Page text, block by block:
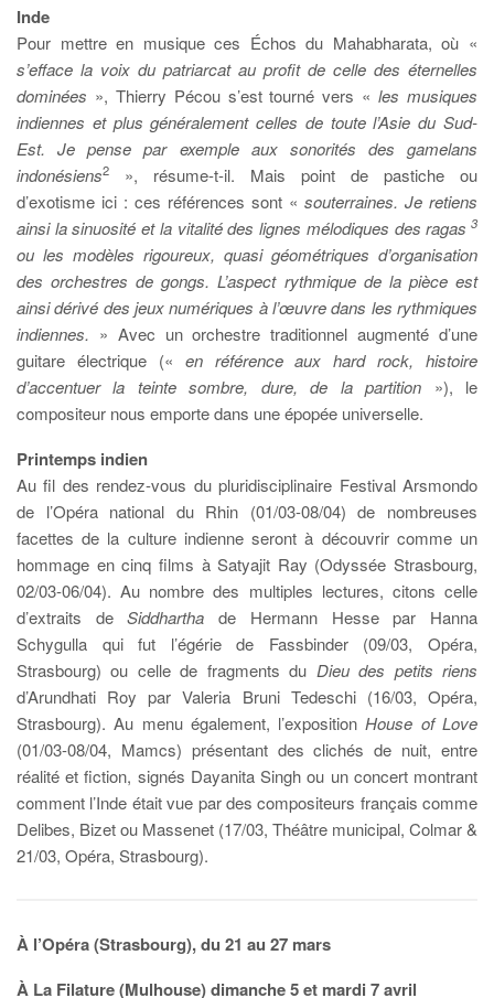
Inde
Pour mettre en musique ces Échos du Mahabharata, où «
s’efface la voix du patriarcat au profit de celle des éternelles
dominées », Thierry Pécou s’est tourné vers «les musiques
indiennes et plus généralement celles de toute l’Asie du Sud-
Est. Je pense par exemple aux sonorités des gamelans
indonésiens2
», résume-t-il. Mais point de pastiche ou
d’exotisme ici : ces références sont « souterraines. Je retiens
ainsi la sinuosité et la vitalité des lignes mélodiques des ragas 3
ou les modèles rigoureux, quasi géométriques d’organisation
des orchestres de gongs. L’aspect rythmique de la pièce est
ainsi dérivé des jeux numériques à l’œuvre dans les rythmiques
indiennes. » Avec un orchestre traditionnel augmenté d’une
guitare électrique (« en référence aux hard rock, histoire
d’accentuer la teinte sombre, dure, de la partition »), le
compositeur nous emporte dans une épopée universelle.
Printemps indien
Au fil des rendez-vous du pluridisciplinaire Festival Arsmondo
de l’Opéra national du Rhin (01/03-08/04) de nombreuses
facettes de la culture indienne seront à découvrir comme un
hommage en cinq films à Satyajit Ray (Odyssée Strasbourg,
02/03-06/04). Au nombre des multiples lectures, citons celle
d’extraits deSiddhartha de Hermann Hesse par Hanna
Schygulla qui fut l’égérie de Fassbinder (09/03, Opéra,
Strasbourg) ou celle de fragments du Dieu des petits riens
d’Arundhati Roy par Valeria Bruni Tedeschi (16/03, Opéra,
Strasbourg). Au menu également, l’expositionHouse of Love
(01/03-08/04, Mamcs) présentant des clichés de nuit, entre
réalité et fiction, signés Dayanita Singh ou un concert montrant
comment l’Inde était vue par des compositeurs français comme
Delibes, Bizet ou Massenet (17/03, Théâtre municipal, Colmar &
21/03, Opéra, Strasbourg).
À l’Opéra (Strasbourg), du 21 au 27 mars
À La Filature (Mulhouse) dimanche 5 et mardi 7 avril